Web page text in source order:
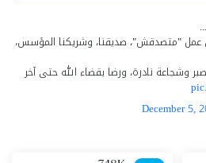
عمل "متصدقش"، صديقنا، وشريكنا المؤسس،
وشجاعة نادرة، ورضا بقضاء الله حتى آخر
December 5,